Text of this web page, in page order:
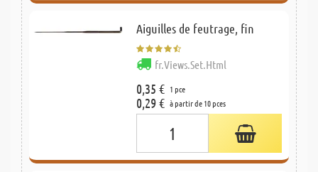
Aiguilles de feutrage, fin
fr.Views.Set.Html
0,35 € 1 pce
0,29 € à partir de 10 pces